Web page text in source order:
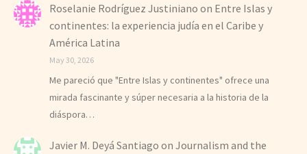
Roselanie Rodríguez Justiniano on Entre Islas y
continentes: la experiencia judía en el Caribe y
América Latina
May 30, 2026
Me pareció que "Entre Islas y continentes" ofrece una
mirada fascinante y súper necesaria a la historia de la
diáspora…
Javier M. Deyá Santiago on Journalism and the